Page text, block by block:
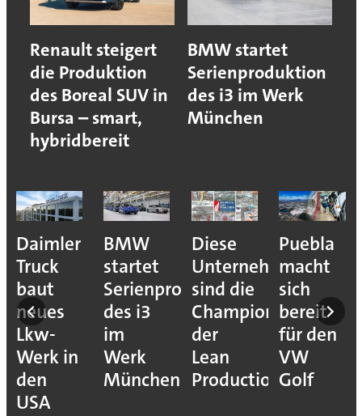
Renault steigert
die Produktion
des Boreal SUV in
Bursa – smart,
hybridbereit
BMW startet
Serienproduktion
des i3 im Werk
München
Daimler
Truck
baut
neues
Lkw-
Werk in
den
USA
BMW
startet
Serienproduktion
des i3
im
Werk
München
Diese
Unternehmen
sind die
Champions
der
Lean
Production
Puebla
macht
sich
bereit
für den
VW
Golf